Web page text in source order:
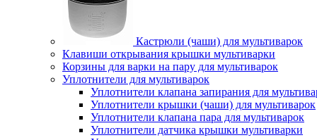
Кастрюли (чаши) для мультиварок
Клавиши открывания крышки мультиварки
Корзины для варки на пару для мультиварок
Уплотнители для мультиварок
Уплотнители клапана запирания для
Уплотнители крышки (чаши) для мультиварок
Уплотнители клапана пара для мультиварок
Уплотнители датчика крышки мультиварки